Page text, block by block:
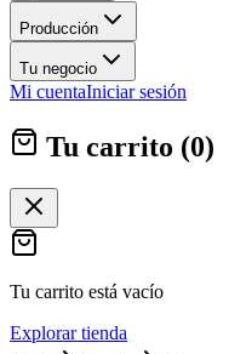
Producción
Tu negocio
Mi cuentaIniciar sesión
Tu carrito (0)
Tu carrito está vacío
Explorar tienda